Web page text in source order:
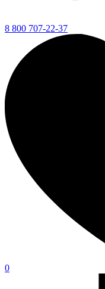
8 800 707-22-37
0